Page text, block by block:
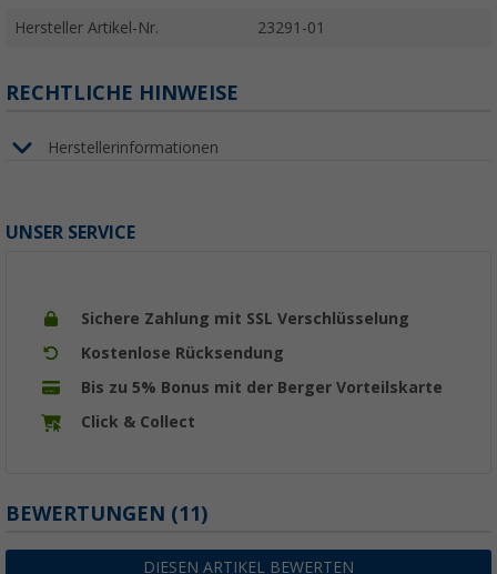
Hersteller Artikel-Nr. 23291-01
RECHTLICHE HINWEISE
Herstellerinformationen
UNSER SERVICE
Sichere Zahlung mit SSL Verschlüsselung
Kostenlose Rücksendung
Bis zu 5% Bonus mit der Berger Vorteilskarte
Click & Collect
BEWERTUNGEN (11)
DIESEN ARTIKEL BEWERTEN